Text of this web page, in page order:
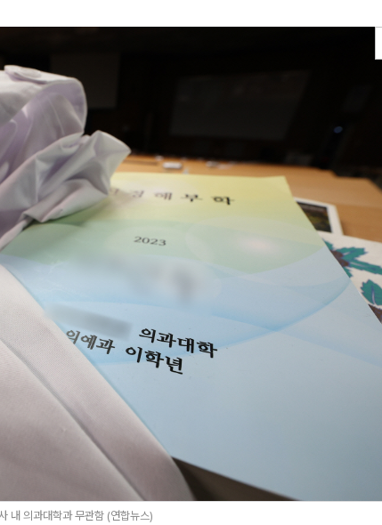
내 의과대학과 무관함 (연합뉴스)